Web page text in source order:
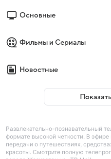
Основные
Фильмы и Сериалы
Новостные
Развлекательно-познавательный
формате высокой четкости. В
передачи о путешествиях,
красоты. Смотрите полную